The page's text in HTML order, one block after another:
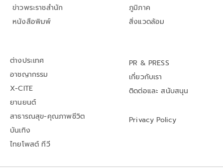
ข่าวพระราชสำนัก
หนังสือพิมพ์
ภูมิภาค
สิ่งแวดล้อม
ต่างประเทศ
อาชญากรรม
X-CITE
ยานยนต์
สาธารณสุข-คุณภาพชีวิต
บันเทิง
ไทยโพสต์ ทีวี
PR & PRESS
เกี่ยวกับเรา
ติดต่อและ สนับสนุน
Privacy Policy